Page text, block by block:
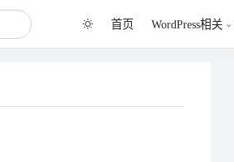
首页 WordPress相关